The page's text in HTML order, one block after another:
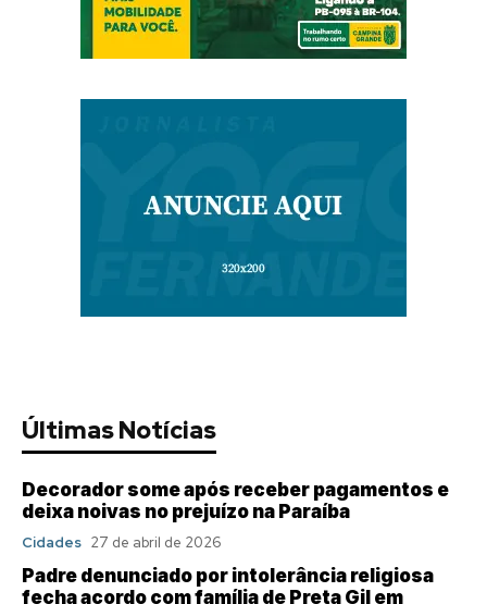
Últimas Notícias
Decorador some após receber pagamentos e
deixa noivas no prejuízo na Paraíba
Cidades 27 de abril de 2026
Padre denunciado por intolerância religiosa
fecha acordo com família de Preta Gil em